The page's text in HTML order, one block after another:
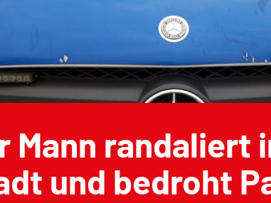
Mann randaliert
und bedroht